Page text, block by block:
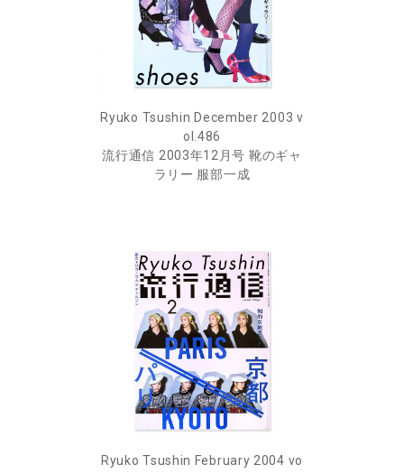
Ryuko Tsushin December 2003 v
ol.486
流行通信 2003年12月号 靴のギャ
ラリー 服部一成
Ryuko Tsushin February 2004 vo